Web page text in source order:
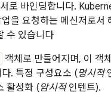
로 바인딩합니다.
을 요청하는 메신저로서
수 있습니다
객체로 만들어지며, 이 객
. 특정 구성요소 ( 명시적
활성화 (암시적인텐트).